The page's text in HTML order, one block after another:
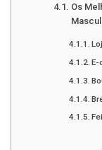
Os
E-